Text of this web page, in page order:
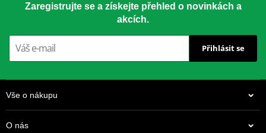
Zaregistrujte se a získejte přehled o novinkách a
akcích.
Přihlásit se
Vše o nákupu
O nás